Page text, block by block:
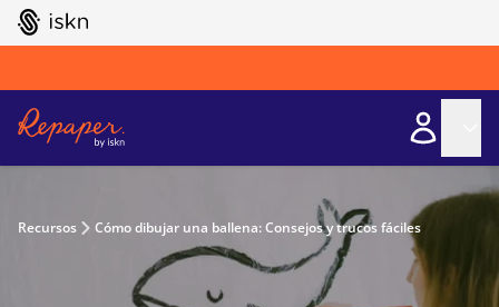
GO TO ISKN HOME
Recursos Cómo dibujar una ballena: Consejos y trucos fáciles